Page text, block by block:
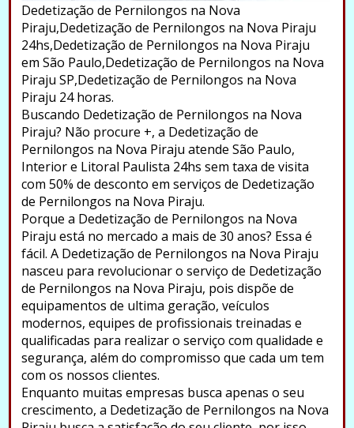
Dedetização de Pernilongos na Nova
Piraju,Dedetização de Pernilongos na Nova Piraju
24hs,Dedetização de Pernilongos na Nova Piraju
em São Paulo,Dedetização de Pernilongos na Nova
Piraju SP,Dedetização de Pernilongos na Nova
Piraju 24 horas.
Buscando Dedetização de Pernilongos na Nova
Piraju? Não procure +, a Dedetização de
Pernilongos na Nova Piraju atende São Paulo,
Interior e Litoral Paulista 24hs sem taxa de visita
com 50% de desconto em serviços de Dedetização
de Pernilongos na Nova Piraju.
Porque a Dedetização de Pernilongos na Nova
Piraju está no mercado a mais de 30 anos? Essa é
fácil. A Dedetização de Pernilongos na Nova Piraju
nasceu para revolucionar o serviço de Dedetização
de Pernilongos na Nova Piraju, pois dispõe de
equipamentos de ultima geração, veículos
modernos, equipes de profissionais treinadas e
qualificadas para realizar o serviço com qualidade e
segurança, além do compromisso que cada um tem
com os nossos clientes.
Enquanto muitas empresas busca apenas o seu
crescimento, a Dedetização de Pernilongos na Nova